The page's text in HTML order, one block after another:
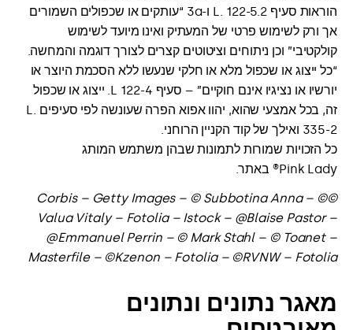
הוראות סעיף L. 122-5.2 ו-3a “עותקים או שכפולים השמורים
אך ורק לשימוש פרטי של המעתיק ואינו מיועד לשימוש
קולקטיבי” וכן ניתוחים וציטוטים קצרים לצורך דוגמה והמחשה.
“כל ייצוג או שכפול מלא או חלקי שנעשו ללא הסכמת היוצר או
יורשיו או נציגיו אינם חוקיים” – סעיף L 122-4. ייצוג או שכפול
זה, בכל אמצעי שהוא, יהוו אפוא הפרה שעונשה לפי סעיפים L.
335-2 ואילך של קוד הקניין הרוחני.
כל הזכויות שמורות לתמונות שבהן משתמש המותג
Pink Lady® באתר.
©Corbis – Getty Images – © Subbotina Anna – ©
Valua Vitaly – Fotolia – Istock – @Blaise Pastor –
@Emmanuel Perrin – © Mark Stahl – © Toanet –
Masterfile – ©Kzenon – Fotolia – ©RVNW – Fotolia
מאגר נתונים ונתונים